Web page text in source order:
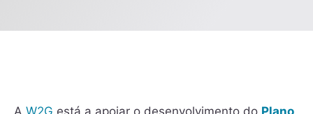
A W2G está a apoiar o desenvolvimento do Plano